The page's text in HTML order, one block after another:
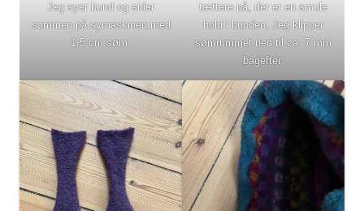
Jeg syer bund og sider
sammen på symaskinen med
1,5 cm søm.
tættere på, der er en smule
hold i bunden. Jeg klipper
sømrummet ned til ca. 7 mm
bagefter.